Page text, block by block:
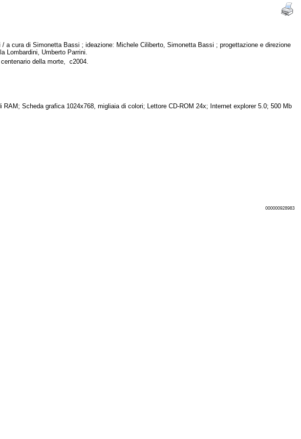
a cura di Simonetta Bassi ; ideazione: Michele Ciliberto, Simonetta Bassi ; progettazione e direzione
Lombardini, Umberto Parrini.
della morte, c2004.
Scheda grafica 1024x768, migliaia di colori; Lettore CD-ROM 24x; Internet explorer 5.0; 500 Mb
000000928983